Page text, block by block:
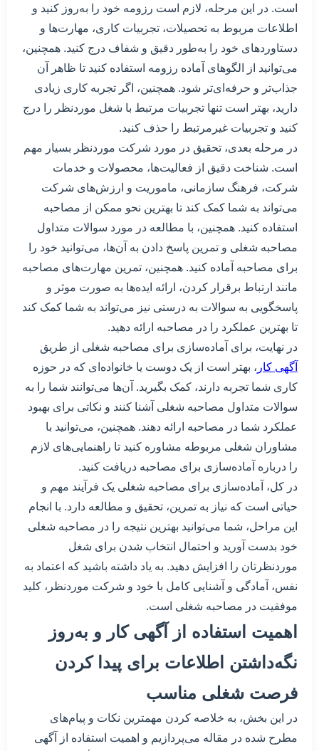
است. در این مرحله، لازم است رزومه خود را به‌روز کنید و
اطلاعات مربوط به تحصیلات، تجربیات کاری، مهارت‌ها و
دستاوردهای خود را به‌طور دقیق و شفاف درج کنید. همچنین،
می‌توانید از الگوهای آماده رزومه استفاده کنید تا ظاهر آن
جذاب‌تر و حرفه‌ای‌تر شود. همچنین، اگر تجربه کاری زیادی
دارید، بهتر است تنها تجربیات مرتبط با شغل موردنظر را درج
کنید و تجربیات غیرمرتبط را حذف کنید.
در مرحله بعدی، تحقیق در مورد شرکت موردنظر بسیار مهم
است. شناخت دقیق از فعالیت‌ها، محصولات و خدمات
شرکت، فرهنگ سازمانی، ماموریت و ارزش‌های شرکت
می‌تواند به شما کمک کند تا بهترین نحو ممکن از مصاحبه
استفاده کنید. همچنین، با مطالعه در مورد سوالات متداول
مصاحبه شغلی و تمرین پاسخ دادن به آن‌ها، می‌توانید خود را
برای مصاحبه آماده کنید. همچنین، تمرین مهارت‌های مصاحبه
مانند ارتباط برقرار کردن، ارائه ایده‌ها به صورت موثر و
پاسخگویی به سوالات به درستی نیز می‌تواند به شما کمک کند
تا بهترین عملکرد را در مصاحبه ارائه دهید.
در نهایت، برای آماده‌سازی برای مصاحبه شغلی از طریق
آگهی کار ، بهتر است از یک دوست یا خانواده‌ای که در حوزه
کاری شما تجربه دارند، کمک بگیرید. آن‌ها می‌توانند شما را به
سوالات متداول مصاحبه شغلی آشنا کنند و نکاتی برای بهبود
عملکرد شما در مصاحبه ارائه دهند. همچنین، می‌توانید با
مشاوران شغلی مربوطه مشاوره کنید تا راهنمایی‌های لازم
را درباره آماده‌سازی برای مصاحبه دریافت کنید.
در کل، آماده‌سازی برای مصاحبه شغلی یک فرآیند مهم و
حیاتی است که نیاز به تمرین، تحقیق و مطالعه دارد. با انجام
این مراحل، شما می‌توانید بهترین نتیجه را در مصاحبه شغلی
خود بدست آورید و احتمال انتخاب شدن برای شغل
موردنظرتان را افزایش دهید. به یاد داشته باشید که اعتماد به
نفس، آمادگی و آشنایی کامل با خود و شرکت موردنظر، کلید
موفقیت در مصاحبه شغلی است.
اهمیت استفاده از آگهی کار و به‌روز
نگه‌داشتن اطلاعات برای پیدا کردن
فرصت شغلی مناسب
در این بخش، به خلاصه کردن مهمترین نکات و پیام‌های
مطرح شده در مقاله می‌پردازیم و اهمیت استفاده از آگهی